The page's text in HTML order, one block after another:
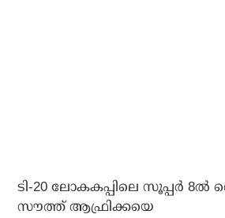
ടി-20 ലോകകപ്പിലെ സൂപ്പര്‍ 8ല്‍
സൗത്ത് ആഫ്രിക്കയെ